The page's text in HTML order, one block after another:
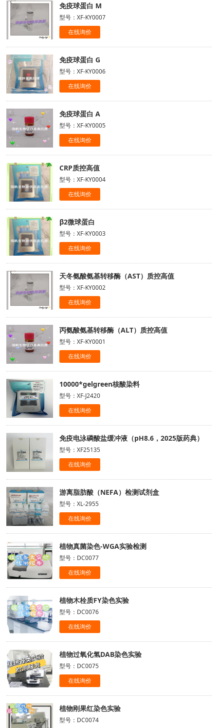
免疫球蛋白 M
型号：XF-KY0007
在线询价
免疫球蛋白 G
型号：XF-KY0006
在线询价
免疫球蛋白 A
型号：XF-KY0005
在线询价
CRP质控高值
型号：XF-KY0004
在线询价
β2微球蛋白
型号：XF-KY0003
在线询价
天冬氨酸氨基转移酶（AST）质控高值
型号：XF-KY0002
在线询价
丙氨酸氨基转移酶（ALT）质控高值
型号：XF-KY0001
在线询价
10000*gelgreen核酸染料
型号：XF-J2420
在线询价
免疫电泳磷酸盐缓冲液（pH8.6，2025版药典）
型号：XF25135
在线询价
游离脂肪酸（NEFA）检测试剂盒
型号：XL-2955
在线询价
植物真菌染色-WGA实验检测
型号：DC0077
在线询价
植物木栓质FY染色实验
型号：DC0076
在线询价
植物过氧化氢DAB染色实验
型号：DC0075
在线询价
植物刚果红染色实验
型号：DC0074